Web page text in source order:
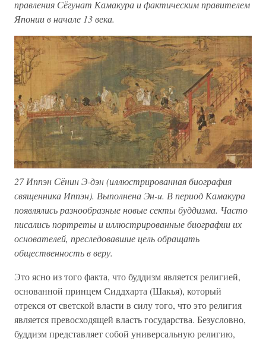
правления Сёгунат Камакура и фактическим правителем
Японии в начале 13 века.
27 Иппэн Сёнин Э-дэн (иллюстрированная биография
священника Иппэн). Выполнена Эн-u. В период Камакура
появлялись разнообразные новые секты буддизма. Часто
писались портреты и иллюстрированные биографии их
основателей, преследовавшие цель обращать
общественность в веру.
Это ясно из того факта, что буддизм является религией,
основанной принцем Сиддхарта (Шакья), который
отрекся от светской власти в силу того, что это религия
является превосходящей власть государства. Безусловно,
буддизм представляет собой универсальную религию,